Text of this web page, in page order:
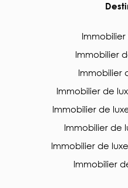
Immobilier
Immobilier
Immobilier de
Immobilier de
Immobilier de
Immobilier de
Immobilier